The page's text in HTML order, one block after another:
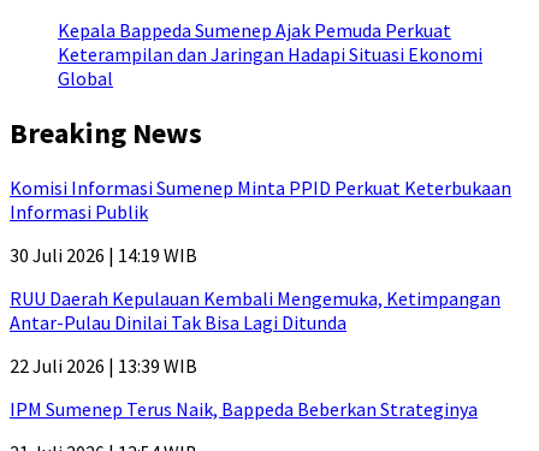
Kepala Bappeda Sumenep Ajak Pemuda Perkuat
Keterampilan dan Jaringan Hadapi Situasi Ekonomi
Global
Breaking News
Komisi Informasi Sumenep Minta PPID Perkuat Keterbukaan
Informasi Publik
30 Juli 2026 | 14:19 WIB
RUU Daerah Kepulauan Kembali Mengemuka, Ketimpangan
Antar-Pulau Dinilai Tak Bisa Lagi Ditunda
22 Juli 2026 | 13:39 WIB
IPM Sumenep Terus Naik, Bappeda Beberkan Strateginya